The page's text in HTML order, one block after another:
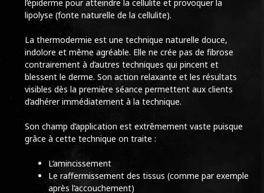
l’épiderme pour atteindre la cellulite et provoquer la
lipolyse (fonte naturelle de la cellulite).
La thermodermie est une technique naturelle douce,
indolore et même agréable. Elle ne crée pas de fibrose
contrairement à d’autres techniques qui pincent et
blessent le derme. Son action relaxante et les résultats
visibles dès la première séance permettent aux clients
d’adhérer immédiatement à la technique.
Son champ d’application est extrêmement vaste puisque
grâce à cette technique on traite :
L’amincissement
Le raffermissement des tissus (comme par exemple
après l’accouchement)